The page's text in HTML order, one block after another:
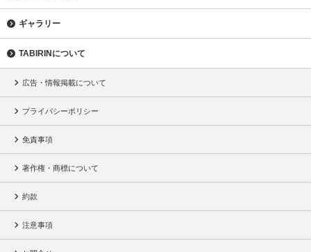
ギャラリー
TABIRINについて
広告・情報掲載について
プライバシーポリシー
免責事項
著作権・商標について
約款
注意事項